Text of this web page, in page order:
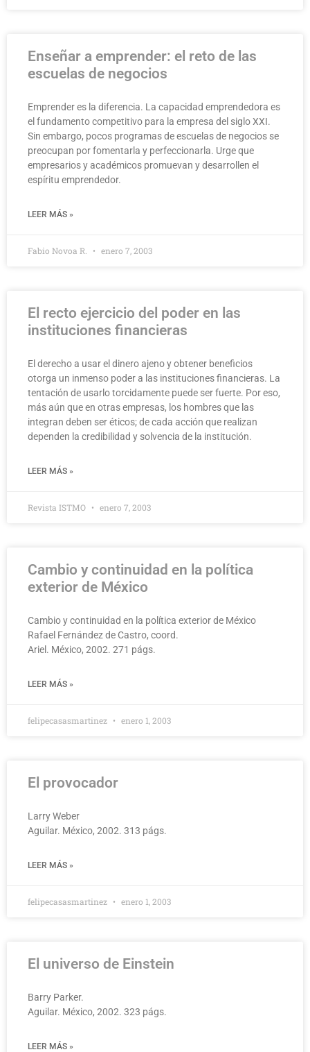
Enseñar a emprender: el reto de las
escuelas de negocios
Emprender es la diferencia. La capacidad emprendedora es
el fundamento competitivo para la empresa del siglo XXI.
Sin embargo, pocos programas de escuelas de negocios se
preocupan por fomentarla y perfeccionarla. Urge que
empresarios y académicos promuevan y desarrollen el
espíritu emprendedor.
LEER MÁS »
Fabio Novoa R. enero 7, 2003
El recto ejercicio del poder en las
instituciones financieras
El derecho a usar el dinero ajeno y obtener beneficios
otorga un inmenso poder a las instituciones financieras. La
tentación de usarlo torcidamente puede ser fuerte. Por eso,
más aún que en otras empresas, los hombres que las
integran deben ser éticos; de cada acción que realizan
dependen la credibilidad y solvencia de la institución.
LEER MÁS »
Revista ISTMO enero 7, 2003
Cambio y continuidad en la política
exterior de México
Cambio y continuidad en la política exterior de México
Rafael Fernández de Castro, coord.
Ariel. México, 2002. 271 págs.
LEER MÁS »
felipecasasmartinez enero 1, 2003
El provocador
Larry Weber
Aguilar. México, 2002. 313 págs.
LEER MÁS »
felipecasasmartinez enero 1, 2003
El universo de Einstein
Barry Parker.
Aguilar. México, 2002. 323 págs.
LEER MÁS »